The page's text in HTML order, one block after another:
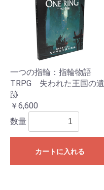
一つの指輪：指輪物語
TRPG 失われた王国の遺
跡
￥6,600
数量
カートに入れる